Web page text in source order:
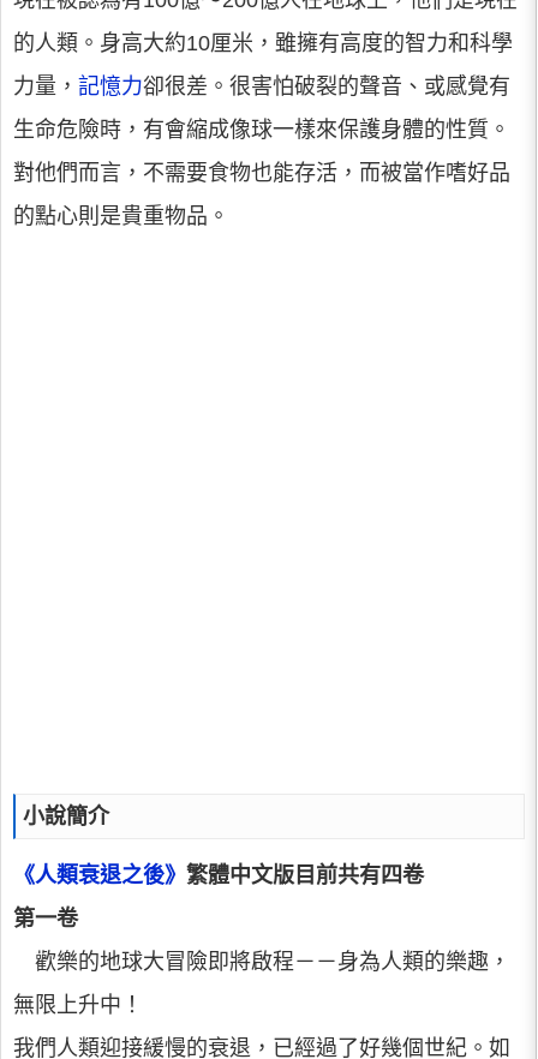
的人類。身高大約10厘米，雖擁有高度的智力和科學
力量， 記憶力卻很差。很害怕破裂的聲音、或感覺有
生命危險時，有會縮成像球一樣來保護身體的性質。
對他們而言，不需要食物也能存活，而被當作嗜好品
的點心則是貴重物品。
小說簡介
《人類衰退之後》 繁體中文版目前共有四卷
第一卷
歡樂的地球大冒險即將啟程－－身為人類的樂趣，
無限上升中！
我們人類迎接緩慢的衰退，已經過了好幾個世紀。如